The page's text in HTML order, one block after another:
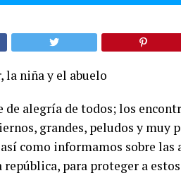
la niña y el abuelo
de alegría de todos; los
grandes, peludos y muy
como informamos sobre
para proteger a